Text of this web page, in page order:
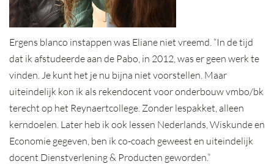
Ergens blanco instappen was Eliane niet vreemd. “In de tijd
dat ik afstudeerde aan de Pabo, in 2012, was er geen werk te
vinden. Je kunt het je nu bijna niet voorstellen. Maar
uiteindelijk kon ik als rekendocent voor onderbouw vmbo/bk
terecht op het Reynaertcollege. Zonder lespakket, alleen
kerndoelen. Later heb ik ook lessen Nederlands, Wiskunde en
Economie gegeven, ben ik co-coach geweest en uiteindelijk
docent Dienstverlening & Producten geworden.”